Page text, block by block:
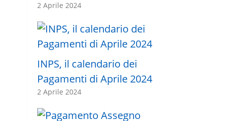
2 Aprile 2024
INPS, il calendario dei
Pagamenti di Aprile 2024
2 Aprile 2024